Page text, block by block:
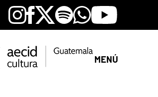
Instagram
Facebook
X SpotifyWhatsapp
Youtube
MENÚ